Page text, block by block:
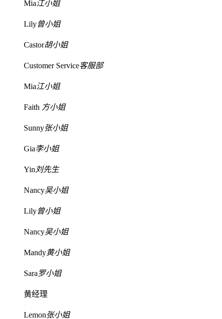
Mia江小姐
Lily曾小姐
Castor胡小姐
Customer Service客服部
Mia江小姐
Faith 方小姐
Sunny张小姐
Gia李小姐
Yin 刘先生
Nancy吴小姐
Lily曾小姐
Nancy吴小姐
Mandy黄小姐
Sara罗小姐
黄经理
Lemon张小姐